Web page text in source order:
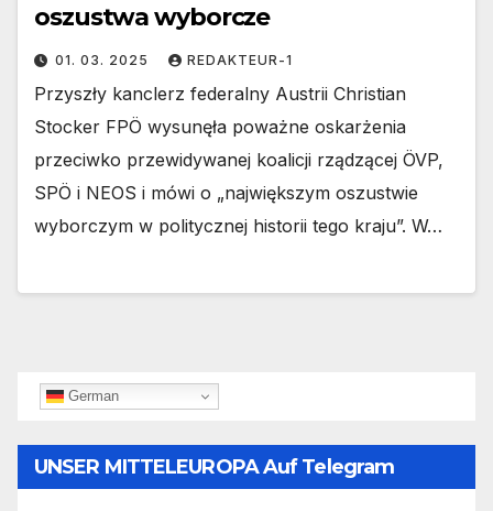
oszustwa wyborcze
01. 03. 2025 REDAKTEUR-1
Przyszły kanclerz federalny Austrii Christian
Stocker FPÖ wysunęła poważne oskarżenia
przeciwko przewidywanej koalicji rządzącej ÖVP,
SPÖ i NEOS i mówi o „największym oszustwie
wyborczym w politycznej historii tego kraju”. W…
German
UNSER MITTELEUROPA Auf Telegram